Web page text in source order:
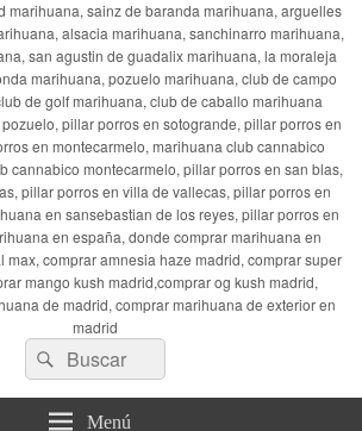
marihuana, sainz de baranda marihuana, arguelles
alsacia marihuana, sanchinarro marihuana,
san agustin de guadalix marihuana, la moraleja
marihuana, pozuelo marihuana, club de campo
de golf marihuana, club de caballo marihuana
pillar porros en sotogrande, pillar porros en
en montecarmelo, marihuana club cannabico
cannabico montecarmelo, pillar porros en san blas,
pillar porros en villa de vallecas, pillar porros en
en sansebastian de los reyes, pillar porros en
en españa, donde comprar marihuana en
max, comprar amnesia haze madrid, comprar super
mango kush madrid,comprar og kush madrid,
de madrid, comprar marihuana de exterior en
madrid
Buscar
por:
Buscar
Menú